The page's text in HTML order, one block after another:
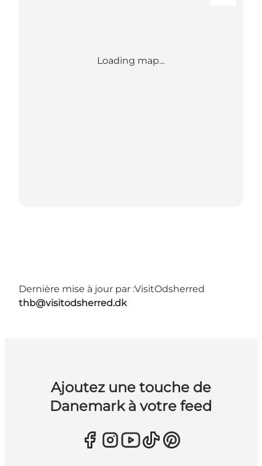
Loading map...
Dernière mise à jour par :VisitOdsherred
thb@visitodsherred.dk
Ajoutez une touche de
Danemark à votre feed